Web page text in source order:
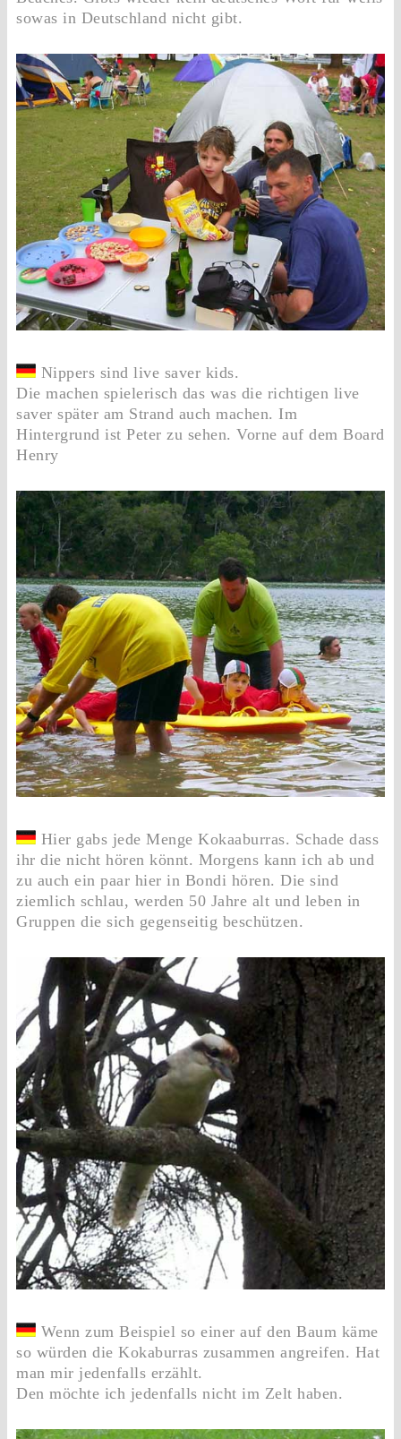
sowas in Deutschland nicht gibt.
Nippers sind live saver kids.
Die machen spielerisch das was die richtigen live
saver später am Strand auch machen. Im
Hintergrund ist Peter zu sehen. Vorne auf dem Board
Henry
Hier gabs jede Menge Kokaaburras. Schade dass
ihr die nicht hören könnt. Morgens kann ich ab und
zu auch ein paar hier in Bondi hören. Die sind
ziemlich schlau, werden 50 Jahre alt und leben in
Gruppen die sich gegenseitig beschützen.
Wenn zum Beispiel so einer auf den Baum käme
so würden die Kokaburras zusammen angreifen. Hat
man mir jedenfalls erzählt.
Den möchte ich jedenfalls nicht im Zelt haben.